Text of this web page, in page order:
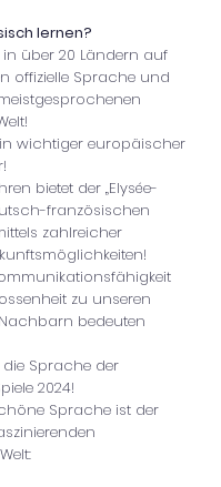
lernen?
über 20 Ländern auf
offizielle Sprache und
wichtiger europäischer
bietet der „Elysée-
französischen
zahlreicher
zu unseren
bedeuten
Sprache der
2024!
Sprache ist der